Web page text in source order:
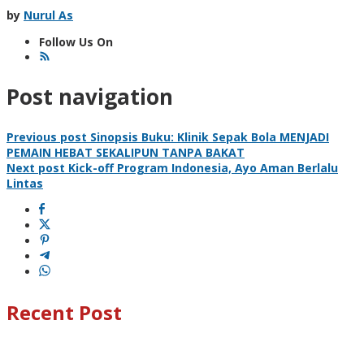
by Nurul As
Follow Us On
Post navigation
Previous post Sinopsis Buku: Klinik Sepak Bola MENJADI
PEMAIN HEBAT SEKALIPUN TANPA BAKAT
Next post Kick-off Program Indonesia, Ayo Aman Berlalu
Lintas
Recent Post